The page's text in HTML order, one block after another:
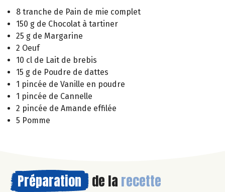
8 tranche de Pain de mie complet
150 g de Chocolat à tartiner
25 g de Margarine
2 Oeuf
10 cl de Lait de brebis
15 g de Poudre de dattes
1 pincée de Vanille en poudre
1 pincée de Cannelle
2 pincée de Amande effilée
5 Pomme
Préparation de la recette